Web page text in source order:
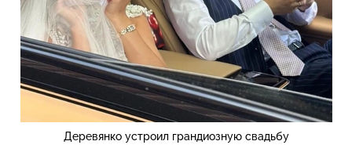
Деревянко устроил грандиозную свадьбу